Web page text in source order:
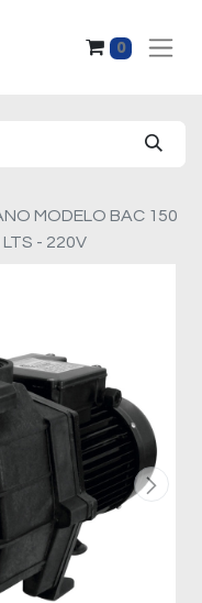
0
MODELO BAC 150
- 220V